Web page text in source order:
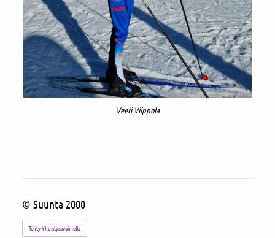
Veeti Viippola
© Suunta 2000
Tehty Yhdistysavaimella